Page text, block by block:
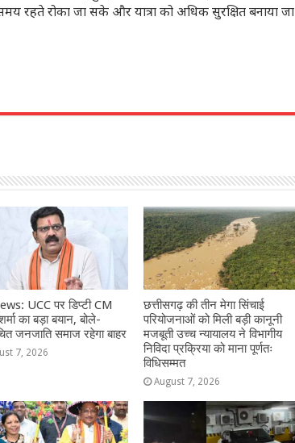
रहते रोका जा सके और यात्रा को अधिक सुरक्षित बनाया जा
UCC पर डिप्टी CM
का बड़ा बयान, बोले-
जनजाति समाज रहेगा बाहर
7, 2026
छत्तीसगढ़ की तीन मेगा सिंचाई
परियोजनाओं को मिली बड़ी कानूनी
मजबूती उच्च न्यायालय ने विभागीय
निविदा प्रक्रिया को माना पूर्णतः
विधिसम्मत
August 7, 2026